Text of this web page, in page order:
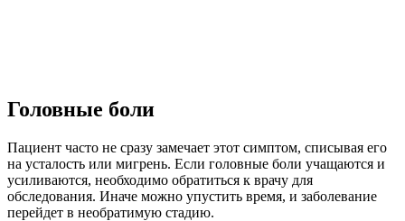
Головные боли
Пациент часто не сразу замечает этот симптом, списывая его
на усталость или мигрень. Если головные боли учащаются и
усиливаются, необходимо обратиться к врачу для
обследования. Иначе можно упустить время, и заболевание
перейдет в необратимую стадию.